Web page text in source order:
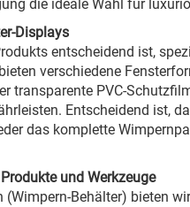
die ideale Wahl für
Displays
entscheidend ist,
verschiedene
transparente PVC-
Entscheidend ist,
das komplette
und Werkzeuge
(Wimpern-Behälter) bieten